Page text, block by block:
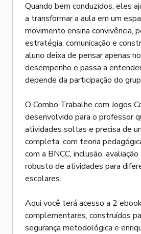
Quando bem conduzidos, eles
a transformar a aula em um
movimento ensina convivência,
estratégia, comunicação e
aluno deixa de pensar apenas
desempenho e passa a
depende da participação do
O Combo Trabalhe com Jogos
desenvolvido para o professor
atividades soltas e precisa de
completa, com teoria
com a BNCC, inclusão,
robusto de atividades para
escolares.
Aqui você terá acesso a 2
complementares, construídos
segurança metodológica e